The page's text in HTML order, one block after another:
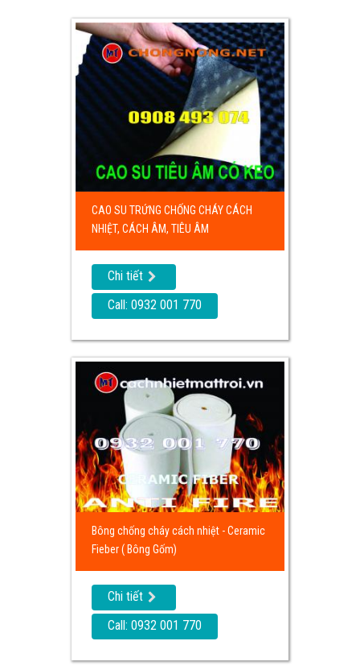
CAO SU TRỨNG CHỐNG CHÁY CÁCH
NHIỆT, CÁCH ÂM, TIÊU ÂM
Chi tiết
Call: 0932 001 770
Bông chống cháy cách nhiệt - Ceramic
Fieber ( Bông Gốm)
Chi tiết
Call: 0932 001 770